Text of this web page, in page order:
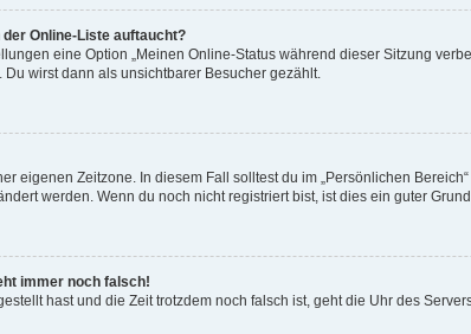
Online-Liste auftaucht?
eine Option „Meinen Online-Status während dieser Sitzung
wirst dann als unsichtbarer Besucher gezählt.
eigenen Zeitzone. In diesem Fall solltest du im „Persönlichen
werden. Wenn du noch nicht registriert bist, ist dies ein guter
immer noch falsch!
hast und die Zeit trotzdem noch falsch ist, geht die Uhr des